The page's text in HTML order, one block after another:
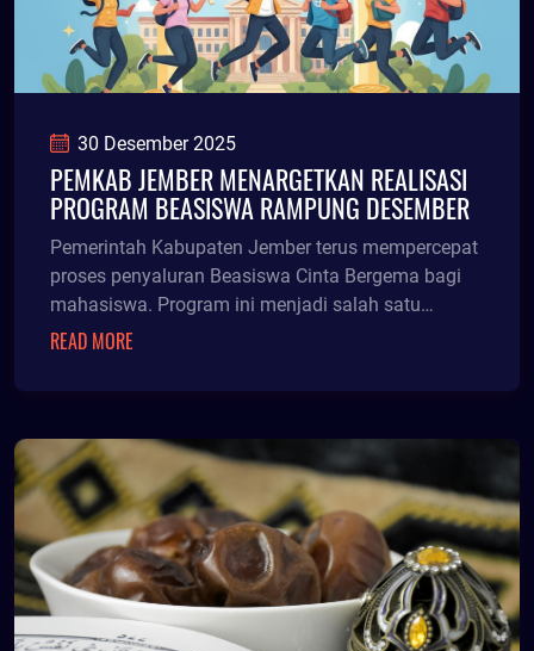
30 Desember 2025
PEMKAB JEMBER MENARGETKAN REALISASI
PROGRAM BEASISWA RAMPUNG DESEMBER
Pemerintah Kabupaten Jember terus mempercepat
proses penyaluran Beasiswa Cinta Bergema bagi
mahasiswa. Program ini menjadi salah satu
komitmen Pemkab Jember dalam mendukung
READ MORE